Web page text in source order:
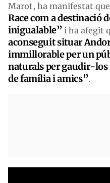
Marot, ha manifestat que
Race com a destinació
inigualable”i ha afegit
aconseguit situar
immillorable per un
naturals per gaudir-los
de família i amics”.